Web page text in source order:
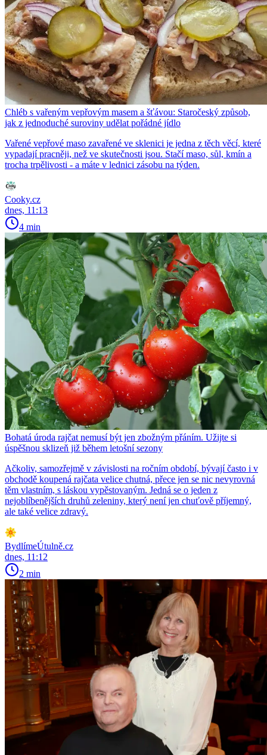
Chléb s vařeným vepřovým masem a šťávou: Staročeský způsob,
jak z jednoduché suroviny udělat pořádné jídlo
Vařené vepřové maso zavařené ve sklenici je jedna z těch věcí, které
vypadají pracněji, než ve skutečnosti jsou. Stačí maso, sůl, kmín a
trocha trpělivosti - a máte v lednici zásobu na týden.
Cooky.cz
dnes, 11:13
4 min
Bohatá úroda rajčat nemusí být jen zbožným přáním. Užijte si
úspěšnou sklizeň již během letošní sezony
Ačkoliv, samozřejmě v závislosti na ročním období, bývají často i v
obchodě koupená rajčata velice chutná, přece jen se nic nevyrovná
těm vlastním, s láskou vypěstovaným. Jedná se o jeden z
nejoblíbenějších druhů zeleniny, který není jen chuťově příjemný,
ale také velice zdravý.
BydlímeÚtulně.cz
dnes, 11:12
2 min